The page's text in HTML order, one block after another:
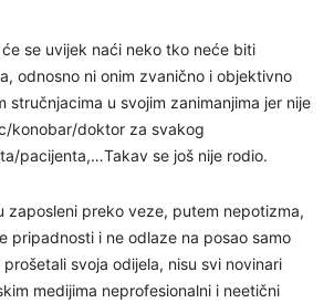
se uvijek naći neko tko neće biti
odnosno ni onim zvanično i objektivno
stručnjacima u svojim zanimanjima jer nije
konobar/doktor za svakog
pacijenta,…Takav se još nije rodio.
zaposleni preko veze, putem nepotizma,
pripadnosti i ne odlaze na posao samo
svoja odijela, nisu svi novinari
medijima neprofesionalni i neetični